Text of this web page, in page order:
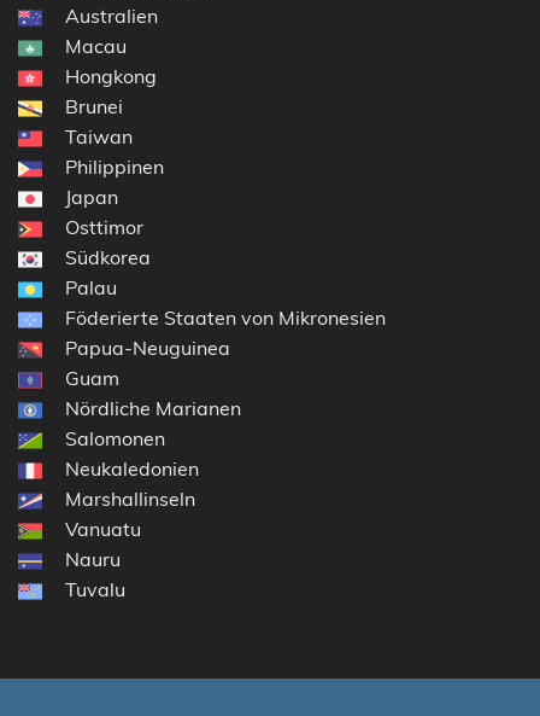
Australien
Macau
Hongkong
Brunei
Taiwan
Philippinen
Japan
Osttimor
Südkorea
Palau
Föderierte Staaten von Mikronesien
Papua-Neuguinea
Guam
Nördliche Marianen
Salomonen
Neukaledonien
Marshallinseln
Vanuatu
Nauru
Tuvalu